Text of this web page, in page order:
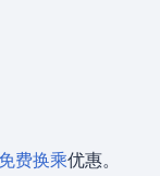
免费换乘优惠。